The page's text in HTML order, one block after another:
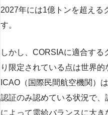
2027年には1億トンを超える
す。
しかし、CORSIAに適合す
り限定されている点は世界的
ICAO（国際民間航空機関）
認証のみ認めている状況で
によって需給バランスに大